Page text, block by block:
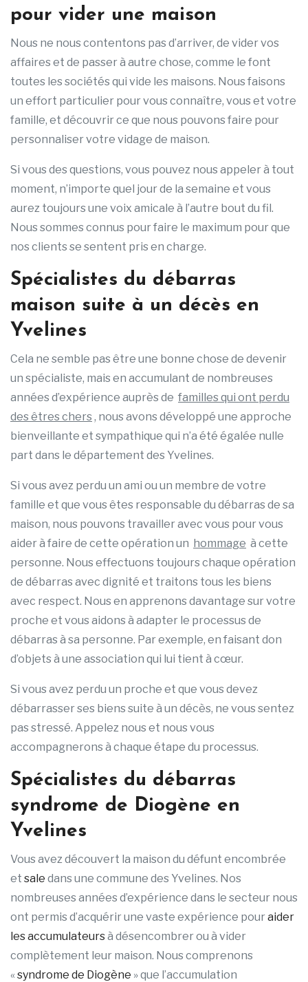
pour vider une maison
Nous ne nous contentons pas d’arriver, de vider vos
affaires et de passer à autre chose, comme le font
toutes les sociétés qui vide les maisons. Nous faisons
un effort particulier pour vous connaître, vous et votre
famille, et découvrir ce que nous pouvons faire pour
personnaliser votre vidage de maison.
Si vous des questions, vous pouvez nous appeler à tout
moment, n’importe quel jour de la semaine et vous
aurez toujours une voix amicale à l’autre bout du fil.
Nous sommes connus pour faire le maximum pour que
nos clients se sentent pris en charge.
Spécialistes du débarras
maison suite à un décès en
Yvelines
Cela ne semble pas être une bonne chose de devenir
un spécialiste, mais en accumulant de nombreuses
années d’expérience auprès de familles qui ont perdu
des êtres chers , nous avons développé une approche
bienveillante et sympathique qui n’a été égalée nulle
part dans le département des Yvelines.
Si vous avez perdu un ami ou un membre de votre
famille et que vous êtes responsable du débarras de sa
maison, nous pouvons travailler avec vous pour vous
aider à faire de cette opération un hommage à cette
personne. Nous effectuons toujours chaque opération
de débarras avec dignité et traitons tous les biens
avec respect. Nous en apprenons davantage sur votre
proche et vous aidons à adapter le processus de
débarras à sa personne. Par exemple, en faisant don
d’objets à une association qui lui tient à cœur.
Si vous avez perdu un proche et que vous devez
débarrasser ses biens suite à un décès, ne vous sentez
pas stressé. Appelez nous et nous vous
accompagnerons à chaque étape du processus.
Spécialistes du débarras
syndrome de Diogène en
Yvelines
Vous avez découvert la maison du défunt encombrée
et sale dans une commune des Yvelines. Nos
nombreuses années d’expérience dans le secteur nous
ont permis d’acquérir une vaste expérience pouraider
les accumulateursà désencombrer ou à vider
complètement leur maison. Nous comprenons
« syndrome de Diogène » que l’accumulation